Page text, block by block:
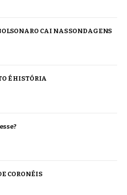
CAI NAS SONDAGENS
É HISTÓRIA
CORONÉIS